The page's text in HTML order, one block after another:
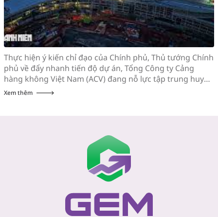
Thực hiện ý kiến chỉ đạo của Chính phủ, Thủ tướng Chính
phủ về đẩy nhanh tiến độ dự án, Tổng Công ty Cảng
hàng không Việt Nam (ACV) đang nỗ lực tập trung huy
động mọi nguồn lực cho giai đoạn 180 ngày tăng tốc tiến
Xem thêm